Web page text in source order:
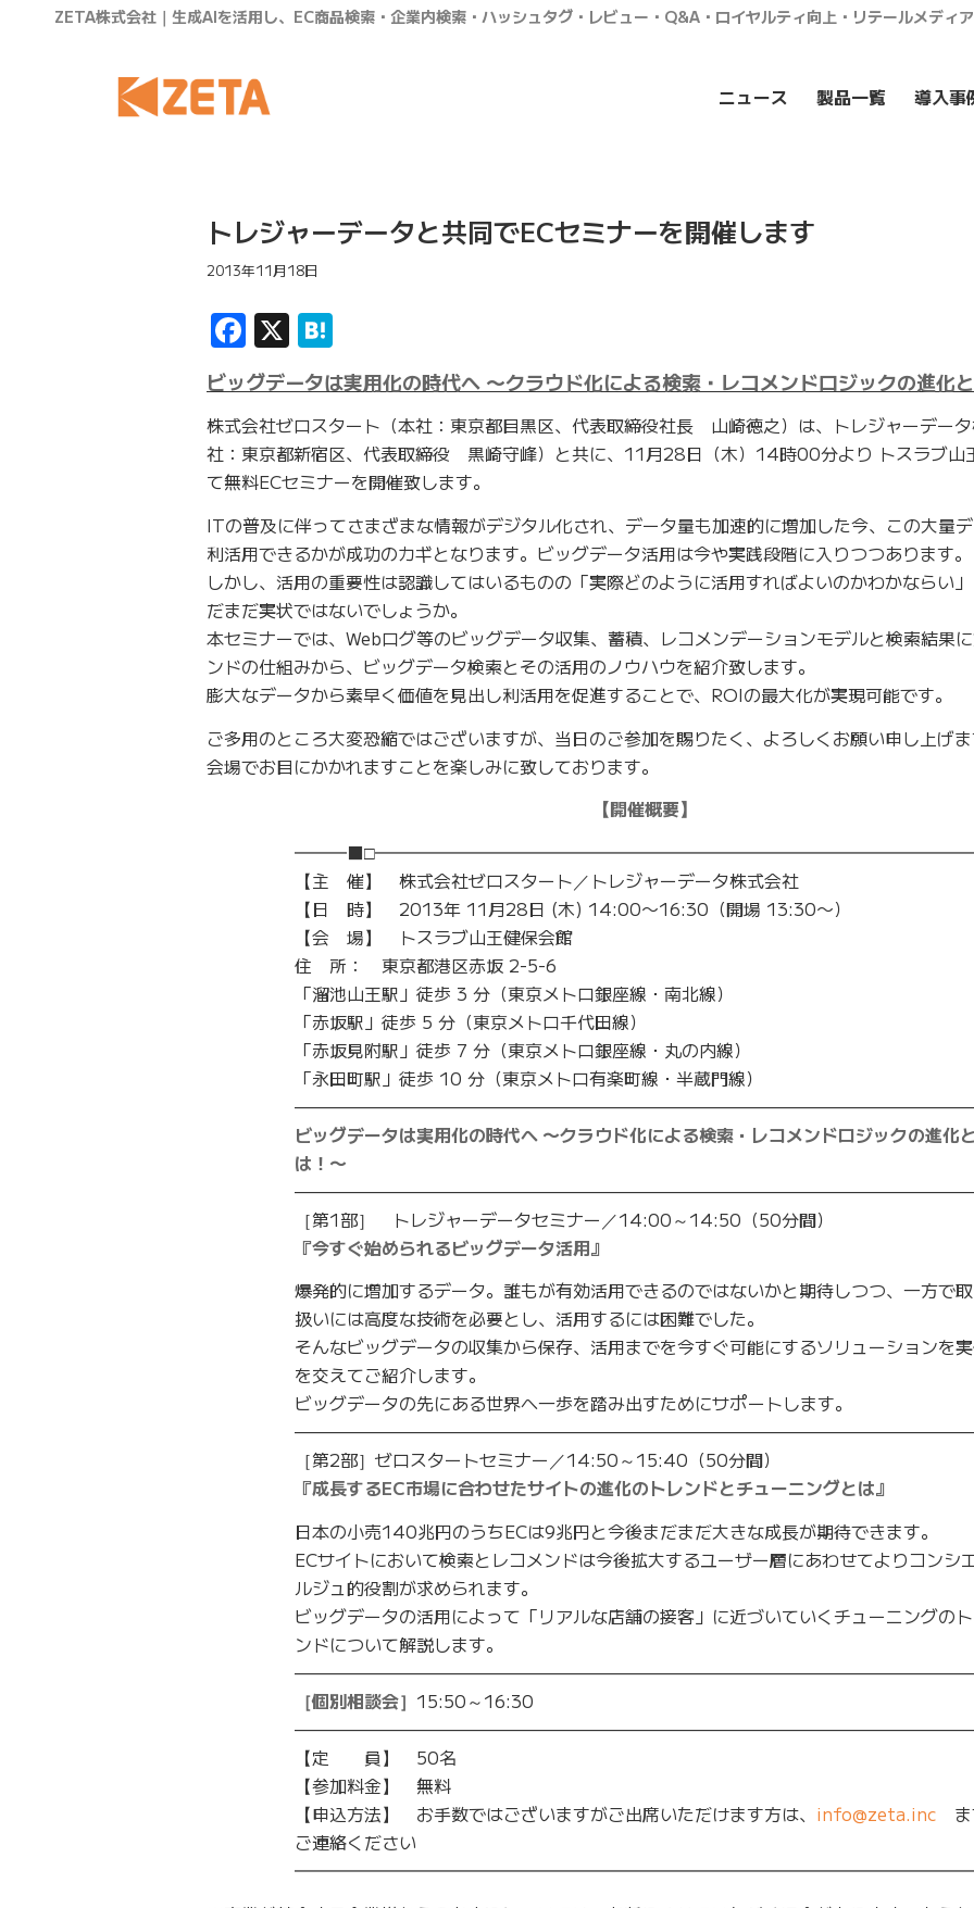
ZETA株式会社｜生成AIを活用し、EC商品検索・企業内検索・ハッシュタグ・レビュー・Q&A・ロイヤルティ向上・リテールメディ
ニュース 製品一覧 導入事
トレジャーデータと共同でECセミナーを開催します
2013年11月18日
Facebook
X
ビッグデータは実用化の時代へ 〜クラウド化による検索・レコメンドロジックの進化
株式会社ゼロスタート（本社：東京都目黒区、代表取締役社長 山崎徳之）は、トレジャーデー
社：東京都新宿区、代表取締役 黒崎守峰）と共に、11月28日（木）14時00分より トスラブ山
て無料ECセミナーを開催致します。
ITの普及に伴ってさまざまな情報がデジタル化され、データ量も加速的に増加した今、この大量
利活用できるかが成功のカギとなります。ビッグデータ活用は今や実践段階に入りつつあります。
しかし、活用の重要性は認識してはいるものの「実際どのように活用すればよいのかわかならい
だまだ実状ではないでしょうか。
本セミナーでは、Webログ等のビッグデータ収集、蓄積、レコメンデーションモデルと検索結果
ンドの仕組みから、ビッグデータ検索とその活用のノウハウを紹介致します。
膨大なデータから素早く価値を見出し利活用を促進することで、ROIの最大化が実現可能です。
ご多用のところ大変恐縮ではございますが、当日のご参加を賜りたく、よろしくお願い申し上げ
会場でお目にかかれますことを楽しみに致しております。
【開催概要】
【主 催】 株式会社ゼロスタート／トレジャーデータ株式会社
【日 時】 2013年 11月28日 (木) 14:00〜16:30（開場 13:30〜）
【会 場】 トスラブ山王健保会館
住 所： 東京都港区赤坂 2-5-6
「溜池山王駅」徒歩 3 分（東京メトロ銀座線・南北線）
「赤坂駅」徒歩 5 分（東京メトロ千代田線）
「赤坂見附駅」徒歩 7 分（東京メトロ銀座線・丸の内線）
「永田町駅」徒歩 10 分（東京メトロ有楽町線・半蔵門線）
ビッグデータは実用化の時代へ 〜クラウド化による検索・レコメンドロジックの進化
は！〜
［第1部］ トレジャーデータセミナー／14:00～14:50（50分間）
『今すぐ始められるビッグデータ活用』
爆発的に増加するデータ。誰もが有効活用できるのではないかと期待しつつ、一方で
扱いには高度な技術を必要とし、活用するには困難でした。
そんなビッグデータの収集から保存、活用までを今すぐ可能にするソリューションを
を交えてご紹介します。
ビッグデータの先にある世界へ一歩を踏み出すためにサポートします。
［第2部］ゼロスタートセミナー／14:50～15:40（50分間）
『成長するEC市場に合わせたサイトの進化のトレンドとチューニングとは』
日本の小売140兆円のうちECは9兆円と今後まだまだ大きな成長が期待できます。
ECサイトにおいて検索とレコメンドは今後拡大するユーザー層にあわせてよりコンシ
ルジュ的役割が求められます。
ビッグデータの活用によって「リアルな店舗の接客」に近づいていくチューニングの
ンドについて解説します。
［個別相談会］ 15:50～16:30
【定 員】 50名
【参加料金】 無料
【申込方法】 お手数ではございますがご出席いただけます方は、 info@zeta.inc ま
ご連絡ください